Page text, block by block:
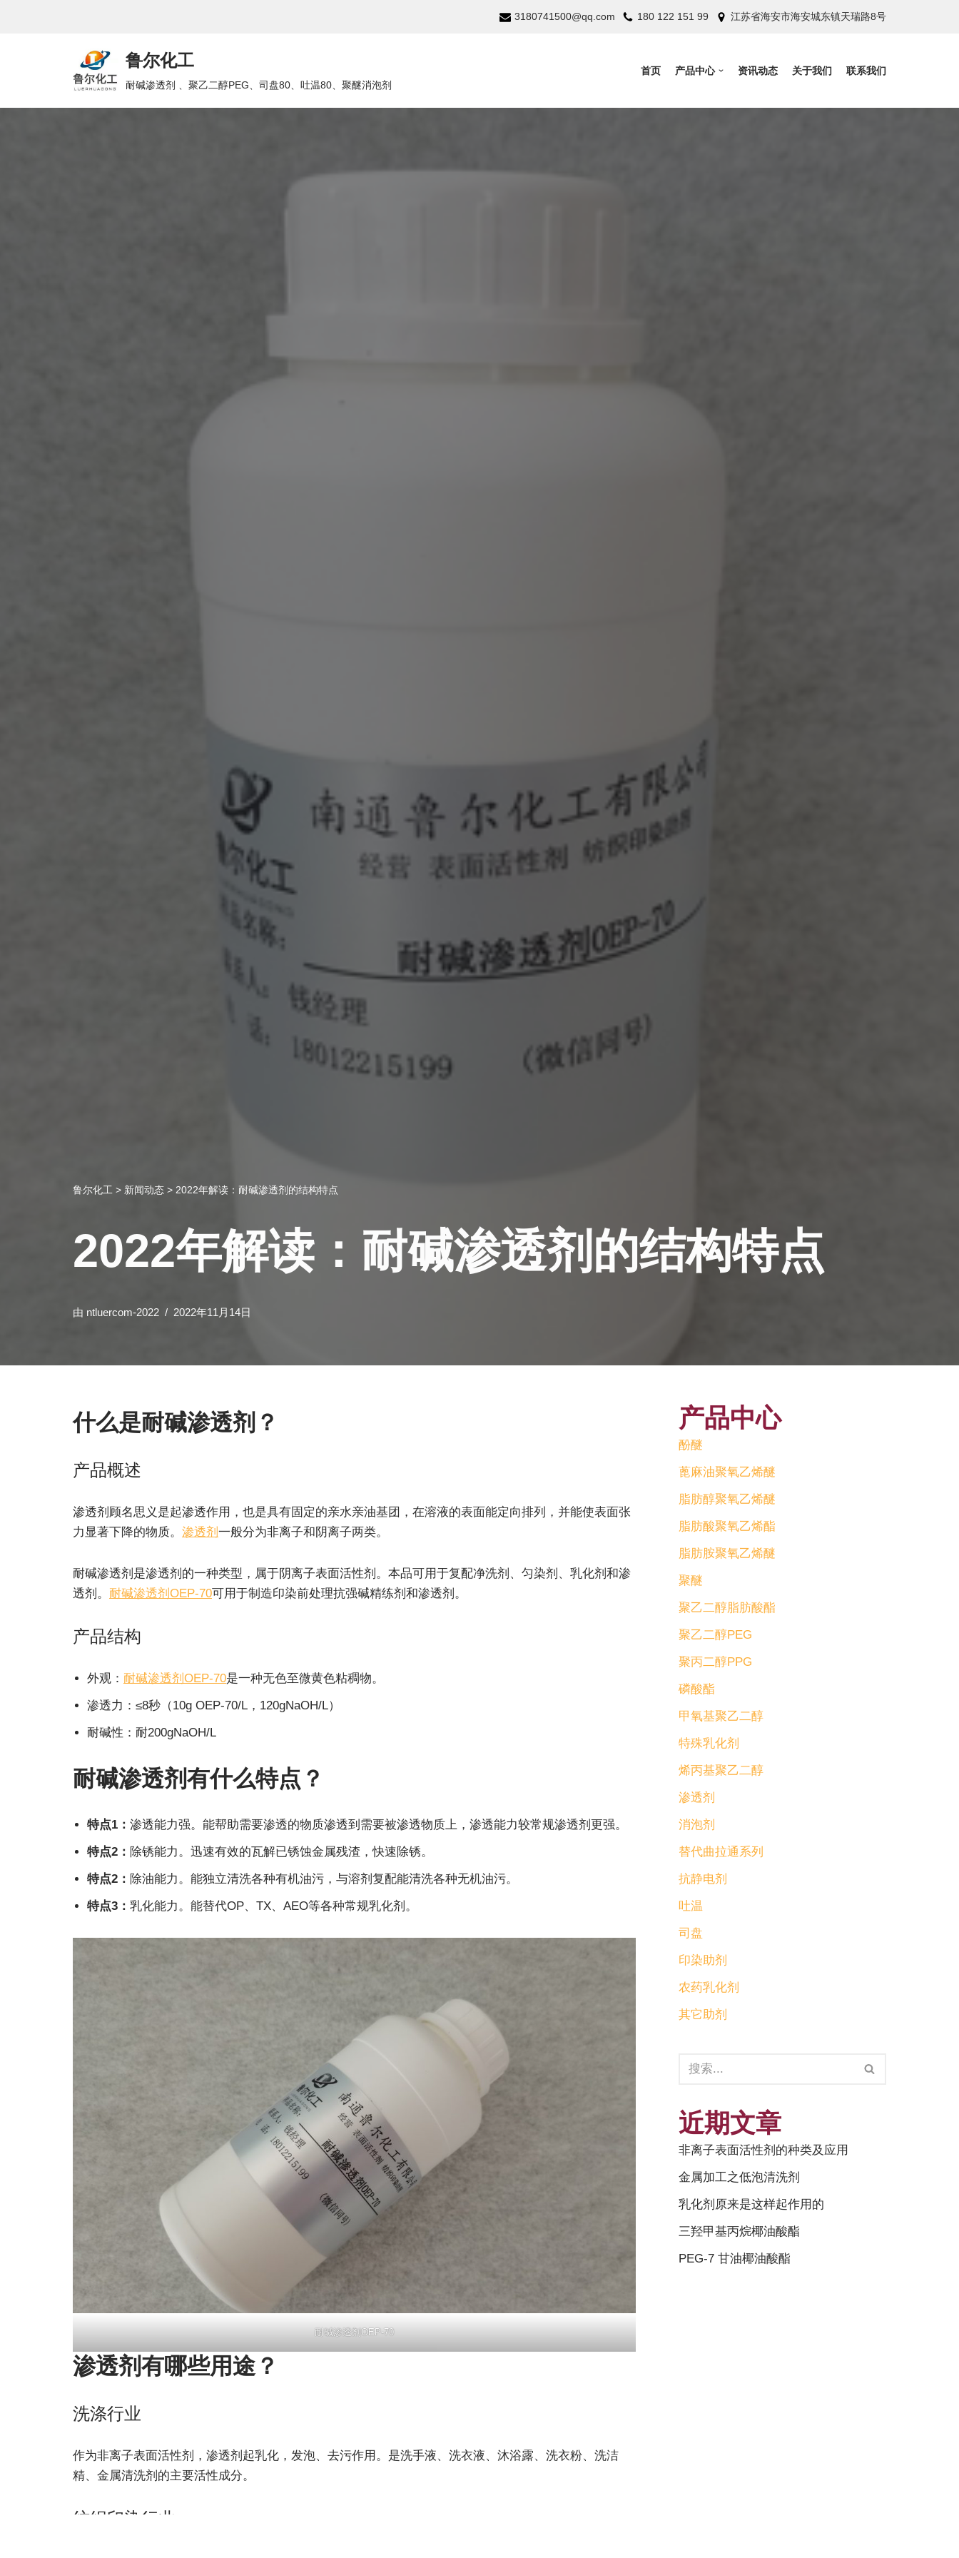
3180741500@qq.com 180 122 151 99 江苏省海安市海安城东镇天瑞路8号
鲁尔化工
耐碱渗透剂 、聚乙二醇PEG、司盘80、吐温80、聚醚消泡剂
首页 产品中心 资讯动态 关于我们 联系我们
鲁尔化工 > 新闻动态 > 2022年解读：耐碱渗透剂的结构特点
2022年解读：耐碱渗透剂的结构特点
由 ntluercom-2022 2022年11月14日
什么是耐碱渗透剂？
产品概述
渗透剂顾名思义是起渗透作用，也是具有固定的亲水亲油基团，在溶液的表面能定向排列，并能使表面张
力显著下降的物质。 渗透剂 一般分为非离子和阴离子两类。
耐碱渗透剂是渗透剂的一种类型，属于阴离子表面活性剂。本品可用于复配净洗剂、匀染剂、乳化剂和渗
透剂。 耐碱渗透剂OEP-70可用于制造印染前处理抗强碱精练剂和渗透剂。
产品结构
外观： 耐碱渗透剂OEP-70是一种无色至微黄色粘稠物。
渗透力：≤8秒（10g OEP-70/L，120gNaOH/L）
耐碱性：耐200gNaOH/L
耐碱渗透剂有什么特点？
特点1： 渗透能力强。能帮助需要渗透的物质渗透到需要被渗透物质上，渗透能力较常规渗透剂更强。
特点2： 除锈能力。迅速有效的瓦解已锈蚀金属残渣，快速除锈。
特点2： 除油能力。能独立清洗各种有机油污，与溶剂复配能清洗各种无机油污。
特点3： 乳化能力。能替代OP、TX、AEO等各种常规乳化剂。
耐碱渗透剂OEP-70
渗透剂有哪些用途？
洗涤行业
作为非离子表面活性剂，渗透剂起乳化，发泡、去污作用。是洗手液、洗衣液、沐浴露、洗衣粉、洗洁
精、金属清洗剂的主要活性成分。
纺织印染行业
产品中心
酚醚
蓖麻油聚氧乙烯醚
脂肪醇聚氧乙烯醚
脂肪酸聚氧乙烯酯
脂肪胺聚氧乙烯醚
聚醚
聚乙二醇脂肪酸酯
聚乙二醇PEG
聚丙二醇PPG
磷酸酯
甲氧基聚乙二醇
特殊乳化剂
烯丙基聚乙二醇
渗透剂
消泡剂
替代曲拉通系列
抗静电剂
吐温
司盘
印染助剂
农药乳化剂
其它助剂
近期文章
非离子表面活性剂的种类及应用
金属加工之低泡清洗剂
乳化剂原来是这样起作用的
三羟甲基丙烷椰油酸酯
PEG-7 甘油椰油酸酯